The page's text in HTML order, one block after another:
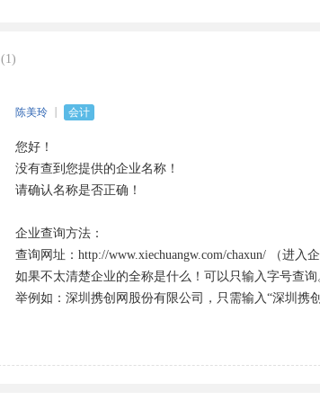
(1)
陈美玲 会计
您好！
没有查到您提供的企业名称！
请确认名称是否正确！
企业查询方法：
查询网址：http://www.xiechuangw.com/chaxun/ （进入
如果不太清楚企业的全称是什么！可以只输入字号查询
举例如：深圳携创网股份有限公司，只需输入“深圳携